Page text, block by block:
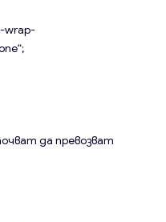
wrap-
да превозват